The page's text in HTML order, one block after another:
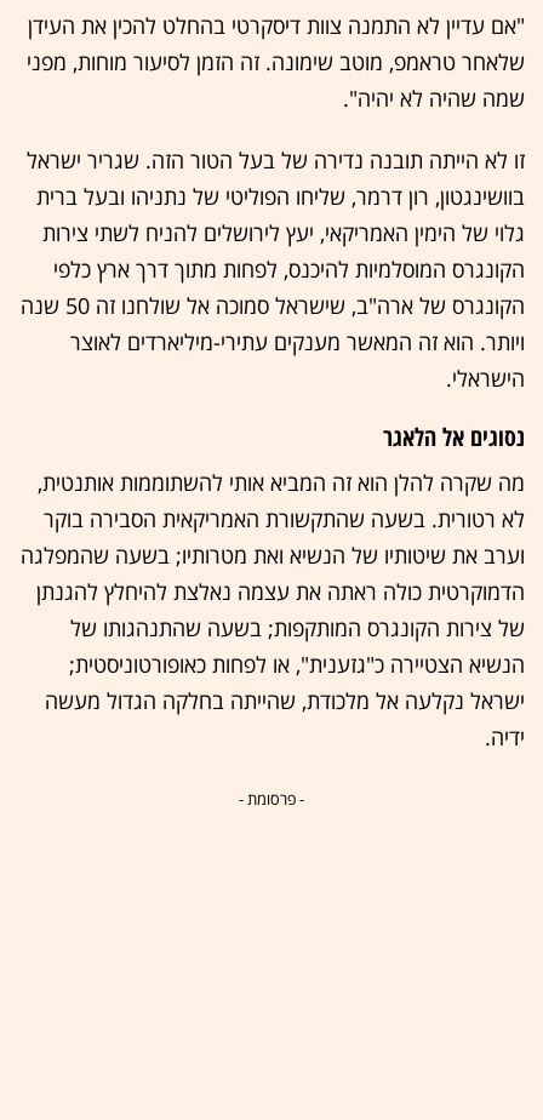
"אם עדיין לא התמנה צוות דיסקרטי בהחלט להכין את העידן
שלאחר טראמפ, מוטב שימונה. זה הזמן לסיעור מוחות, מפני
שמה שהיה לא יהיה".
זו לא הייתה תובנה נדירה של בעל הטור הזה. שגריר ישראל
בוושינגטון, רון דרמר, שליחו הפוליטי של נתניהו ובעל ברית
גלוי של הימין האמריקאי, יעץ לירושלים להניח לשתי צירות
הקונגרס המוסלמיות להיכנס, לפחות מתוך דרך ארץ כלפי
הקונגרס של ארה"ב, שישראל סמוכה אל שולחנו זה 50 שנה
ויותר. הוא זה המאשר מענקים עתירי-מיליארדים לאוצר
הישראלי.
נסוגים אל הלאגר
מה שקרה להלן הוא זה המביא אותי להשתוממות אותנטית,
לא רטורית. בשעה שהתקשורת האמריקאית הסבירה בוקר
וערב את שיטותיו של הנשיא ואת מטרותיו; בשעה שהמפלגה
הדמוקרטית כולה ראתה את עצמה נאלצת להיחלץ להגנתן
של צירות הקונגרס המותקפות; בשעה שהתנהגותו של
הנשיא הצטיירה כ"גזענית", או לפחות כאופורטוניסטית;
ישראל נקלעה אל מלכודת, שהייתה בחלקה הגדול מעשה
ידיה.
- פרסומת -